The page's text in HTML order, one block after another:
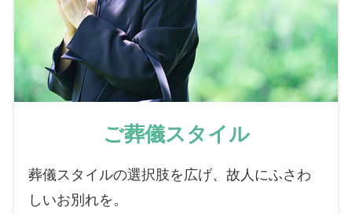
ご葬儀スタイル
葬儀スタイルの選択肢を広げ、故人にふさわ
しいお別れを。